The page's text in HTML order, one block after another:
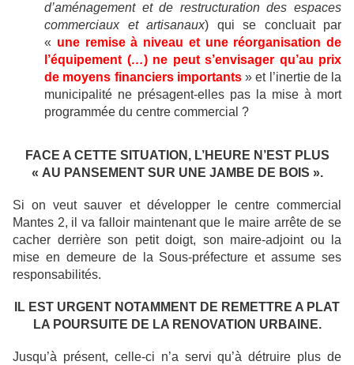
d’aménagement et de restructuration des espaces
commerciaux et artisanaux) qui se concluait par
« une remise à niveau et une réorganisation de
l’équipement (…) ne peut s’envisager qu’au prix
de moyens financiers importants» et l’inertie de la
municipalité ne présagent-elles pas la mise à mort
programmée du centre commercial ?
FACE A CETTE SITUATION, L’HEURE N’EST PLUS
« AU PANSEMENT SUR UNE JAMBE DE BOIS ».
Si on veut sauver et développer le centre commercial
Mantes 2, il va falloir maintenant que le maire arrête de se
cacher derrière son petit doigt, son maire-adjoint ou la
mise en demeure de la Sous-préfecture et assume ses
responsabilités.
IL EST URGENT NOTAMMENT DE REMETTRE A PLAT
LA POURSUITE DE LA RENOVATION URBAINE.
Jusqu’à présent, celle-ci n’a servi qu’à détruire plus de